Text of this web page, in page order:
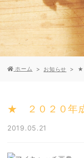
ホーム お知らせ ★
★ ２０２０年
2019.05.21